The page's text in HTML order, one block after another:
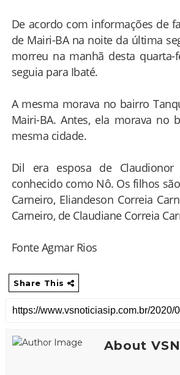
De acordo com informações de
de Mairi-BA na noite da última
morreu na manhã desta quarta-
seguia para Ibaté.
A mesma morava no bairro
Mairi-BA. Antes, ela morava no
mesma cidade.
Dil era esposa de Claudionor
conhecido como Nô. Os filhos
Carneiro, Eliandeson Correia
Carneiro, de Claudiane Correia
Fonte Agmar Rios
Share This
About